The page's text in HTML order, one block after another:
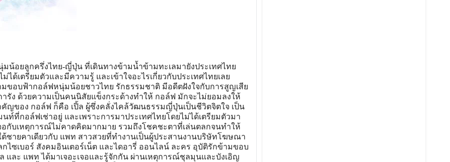
น้อยลูกครึ่งไทย-ญี่ปุ่น ที่เดินทางข้ามน้ำข้ามทะเลมายังประเทศไทย
ได้เตรียมตัวและมีความรู้ และเข้าใจอะไรเกี่ยวกับประเทศไทยเลย
ขอบฟ้ากอล์ฟหนุ่มน้อยชาวไทย รักธรรมชาติ มีอดีตฝังใจกับการสูญเสีย
รัง ด้วยความเป็นคนนิสัยแข็งกระด้างทำให้ กอล์ฟ มักจะไม่ยอมลงให้
ญของ กอล์ฟ ก็คือ เปิ้ล ผู้ซึ่งคลั่งไคล้วัฒนธรรมญี่ปุ่นเป็นชีวิตจิตใจ เป็น
นท์ที่กอล์ฟเช่าอยู่ และเพราะการมาประเทศไทยโดยไม่ได้เตรียมตัวมา
อกับเหตุการณ์ไม่คาดคิดมากมาย รวมถึงโชคชะตาที่เล่นตลกจนทำให้
ชายคาเดียวกับ แพท สาวสวยที่ทำงานเป็นผู้ประสานงานบริษัทโฆษณา
ไซเบอร์ สังคมอินเตอร์เน็ต และไดอารี่ ออนไลน์ ละคร อุบัติรักข้ามขอบ
และ แพท ได้มาเจอะเจอและรู้จักกัน ผ่านเหตุการณ์ชุลมุนและบังเอิญ